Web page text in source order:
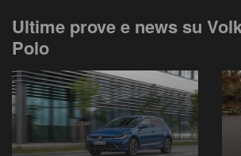
Ultime prove e news su
Polo